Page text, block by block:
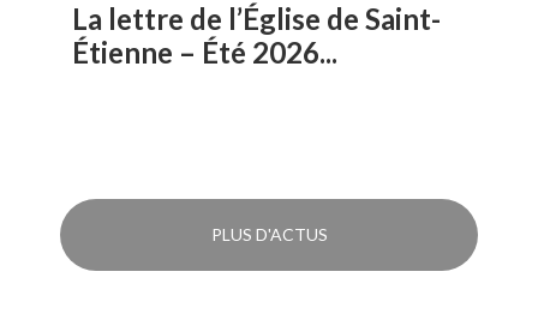
La lettre de l’Église de Saint-
Étienne – Été 2026...
PLUS D'ACTUS